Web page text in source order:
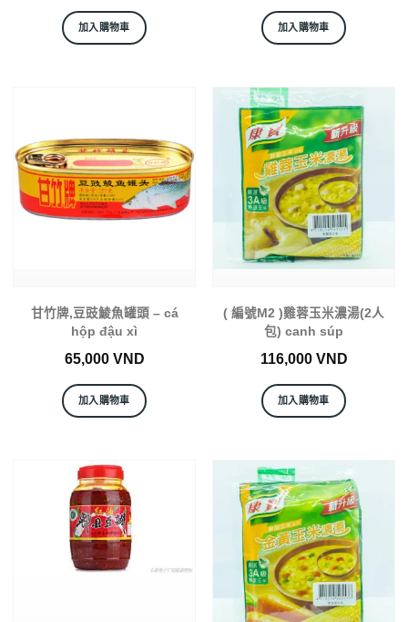
加入購物車 加入購物車
甘竹牌,豆豉鯪魚罐頭 – cá
hộp đậu xì
65,000 VND
加入購物車
( 編號M2 )雞蓉玉米濃湯(2人
包) canh súp
116,000 VND
加入購物車